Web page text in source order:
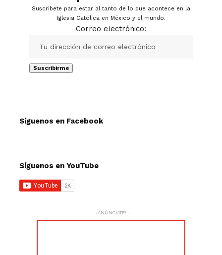
Suscríbete para estar al tanto de lo que acontece en la
Iglesia Católica en México y el mundo.
Correo electrónico:
Síguenos en Facebook
Síguenos en YouTube
- ¡ANÚNCIATE! -